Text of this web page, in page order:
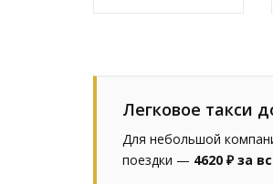
Легковое такси
Для небольшой
поездки — 4620 ₽ за